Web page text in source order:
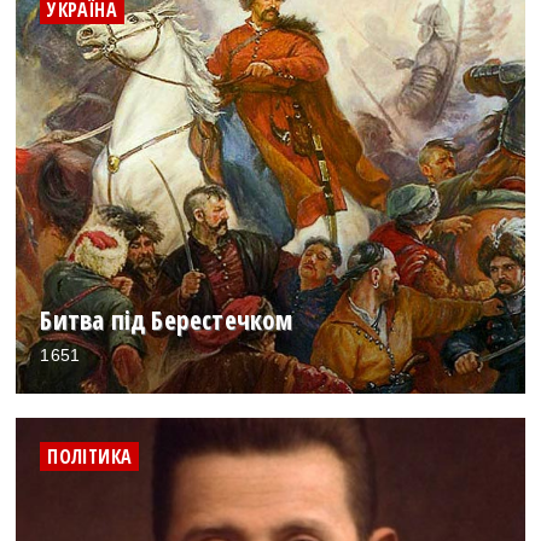
УКРАЇНА
Битва під Берестечком
1651
ПОЛІТИКА